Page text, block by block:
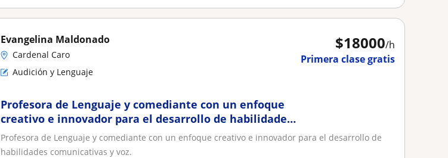
$18000/h
Primera clase gratis
Evangelina Maldonado
Cardenal Caro
Audición y Lenguaje
Profesora de Lenguaje y comediante con un enfoque
creativo e innovador para el desarrollo de habilidades
comunicativas y voz
Profesora de Lenguaje y comediante con un enfoque creativo e innovador para el desarrollo de
habilidades comunicativas y voz.